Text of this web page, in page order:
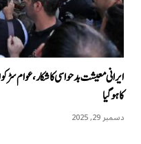
کا ہوگیا
دسمبر 29, 2025